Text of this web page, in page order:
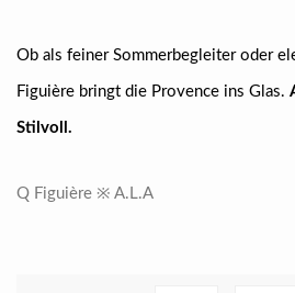
Ob als feiner Sommerbegleiter oder
Figuière bringt die Provence ins Glas.
Stilvoll.
Q Figuière ※ A.L.A